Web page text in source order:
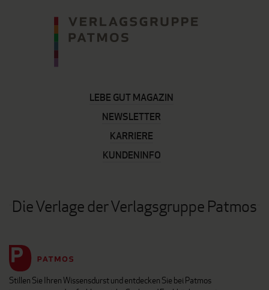
LEBE GUT MAGAZIN
NEWSLETTER
KARRIERE
KUNDENINFO
Die Verlage der Verlagsgruppe Patmos
Stillen Sie Ihren Wissensdurst und entdecken Sie bei Patmos